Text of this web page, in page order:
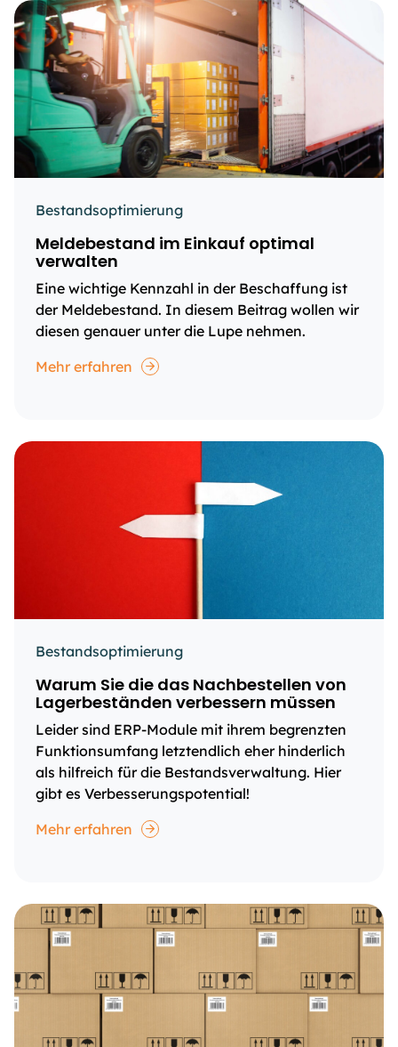
Bestandsoptimierung
Meldebestand im Einkauf optimal
verwalten
Eine wichtige Kennzahl in der Beschaffung ist
der Meldebestand. In diesem Beitrag wollen wir
diesen genauer unter die Lupe nehmen.
Mehr erfahren
Bestandsoptimierung
Warum Sie die das Nachbestellen von
Lagerbeständen verbessern müssen
Leider sind ERP-Module mit ihrem begrenzten
Funktionsumfang letztendlich eher hinderlich
als hilfreich für die Bestandsverwaltung. Hier
gibt es Verbesserungspotential!
Mehr erfahren